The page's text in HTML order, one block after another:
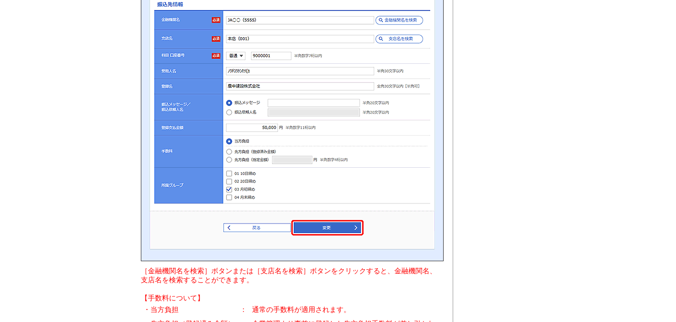
［金融機関名を検索］ボタンまたは［支店名を検索］ボタンをクリックすると、金融機関名、
支店名を検索することができます。
【手数料について】
・当方負担
：
通常の手数料が適用されます。